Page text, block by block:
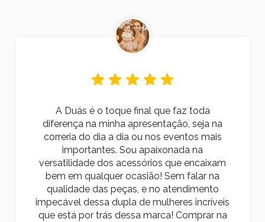
A Duás é o toque final que faz toda
diferença na minha apresentação, seja na
correria do dia a dia ou nos eventos mais
importantes. Sou apaixonada na
versatilidade dos acessórios que encaixam
bem em qualquer ocasião! Sem falar na
qualidade das peças, e no atendimento
impecável dessa dupla de mulheres incríveis
que está por trás dessa marca! Comprar na